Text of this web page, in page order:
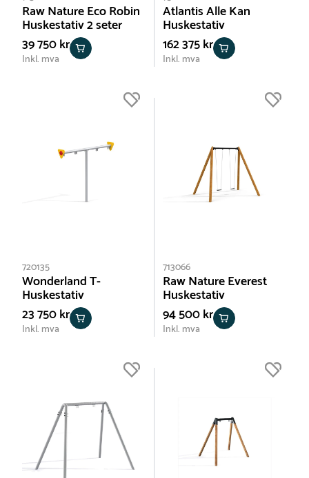
Raw Nature Eco Robin
Huskestativ 2 seter
39 750 kr
Inkl. mva
Atlantis Alle Kan
Huskestativ
162 375 kr
Inkl. mva
720135
Wonderland T-
Huskestativ
23 750 kr
Inkl. mva
713066
Raw Nature Everest
Huskestativ
94 500 kr
Inkl. mva